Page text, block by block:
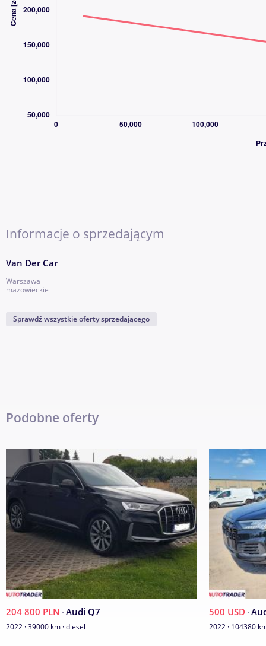
fotelika
dziecięcego, tył, Wskaźnik kontroli ciśnienia w oponach,
elektromechaniczne, Zestaw do naprawy przebitej opony,
Wyposażenie dealerskie
Dodatkowe informacje: liczba miejsc: 5, tapicerka: skora,
Informacje o sprzedającym
Van Der Car
Warszawa
mazowieckie
Sprawdź wszystkie oferty sprzedającego
Podobne oferty
204 800 PLN ·Audi Q7
2022 · 39000 km · diesel
500 USD ·
2022 · 104380